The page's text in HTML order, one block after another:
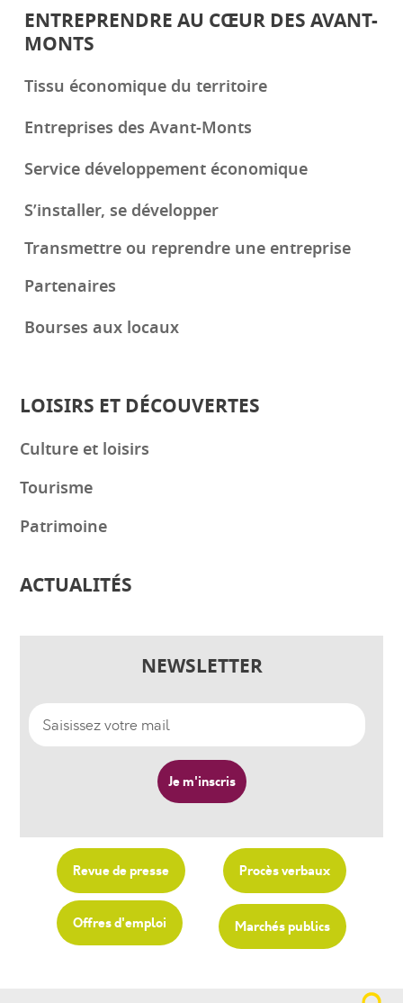
ENTREPRENDRE AU CŒUR DES AVANT-
MONTS
Tissu économique du territoire
Entreprises des Avant-Monts
Service développement économique
S’installer, se développer
Transmettre ou reprendre une entreprise
Partenaires
Bourses aux locaux
LOISIRS ET DÉCOUVERTES
Culture et loisirs
Tourisme
Patrimoine
ACTUALITÉS
NEWSLETTER
Revue de presse Procès verbaux
Offres d'emploi Marchés publics